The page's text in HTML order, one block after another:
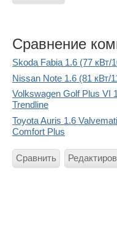
Сравнение
Skoda Fabia 1.6 (77
Nissan Note 1.6 (81
Volkswagen Golf Plus VI
Trendline
Toyota Auris 1.6
Comfort Plus
Сравнить